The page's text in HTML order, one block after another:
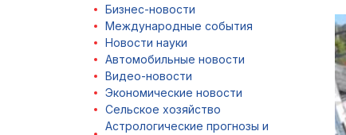
Бизнес-новости
Международные события
Новости науки
Автомобильные новости
Видео-новости
Экономические новости
Сельское хозяйство
Астрологические прогнозы и